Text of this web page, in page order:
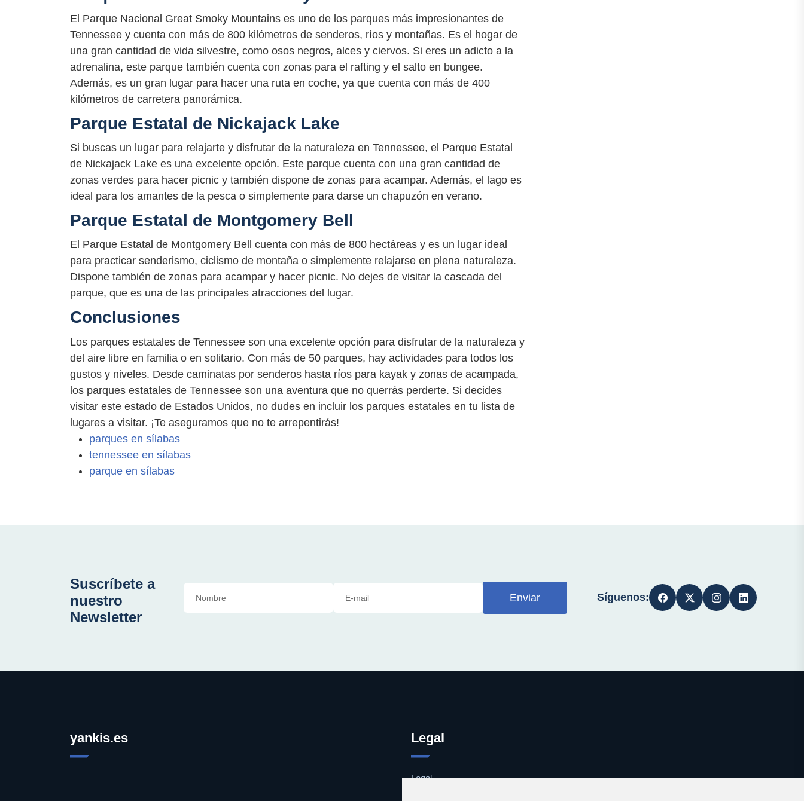
El Parque Nacional Great Smoky Mountains es uno de los parques más impresionantes de
Tennessee y cuenta con más de 800 kilómetros de senderos, ríos y montañas. Es el hogar de
una gran cantidad de vida silvestre, como osos negros, alces y ciervos. Si eres un adicto a la
adrenalina, este parque también cuenta con zonas para el rafting y el salto en bungee.
Además, es un gran lugar para hacer una ruta en coche, ya que cuenta con más de 400
kilómetros de carretera panorámica.
Parque Estatal de Nickajack Lake
Si buscas un lugar para relajarte y disfrutar de la naturaleza en Tennessee, el Parque Estatal
de Nickajack Lake es una excelente opción. Este parque cuenta con una gran cantidad de
zonas verdes para hacer picnic y también dispone de zonas para acampar. Además, el lago es
ideal para los amantes de la pesca o simplemente para darse un chapuzón en verano.
Parque Estatal de Montgomery Bell
El Parque Estatal de Montgomery Bell cuenta con más de 800 hectáreas y es un lugar ideal
para practicar senderismo, ciclismo de montaña o simplemente relajarse en plena naturaleza.
Dispone también de zonas para acampar y hacer picnic. No dejes de visitar la cascada del
parque, que es una de las principales atracciones del lugar.
Conclusiones
Los parques estatales de Tennessee son una excelente opción para disfrutar de la naturaleza y
del aire libre en familia o en solitario. Con más de 50 parques, hay actividades para todos los
gustos y niveles. Desde caminatas por senderos hasta ríos para kayak y zonas de acampada,
los parques estatales de Tennessee son una aventura que no querrás perderte. Si decides
visitar este estado de Estados Unidos, no dudes en incluir los parques estatales en tu lista de
lugares a visitar. ¡Te aseguramos que no te arrepentirás!
parques en sílabas
tennessee en sílabas
parque en sílabas
Suscríbete a
nuestro
Newsletter
Enviar Síguenos:
yankis.es Legal
Legal